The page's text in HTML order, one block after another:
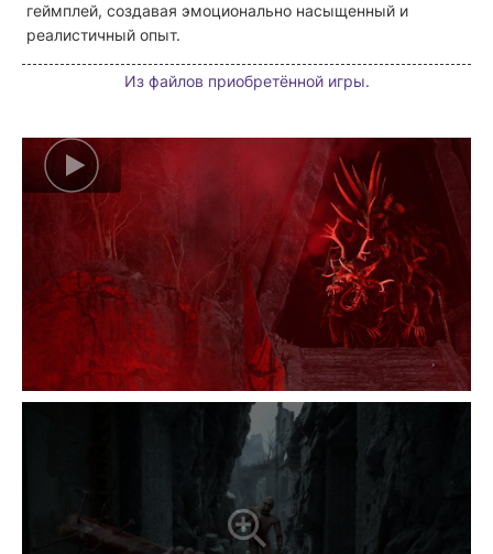
геймплей, создавая эмоционально насыщенный и
реалистичный опыт.
Из файлов приобретённой игры.